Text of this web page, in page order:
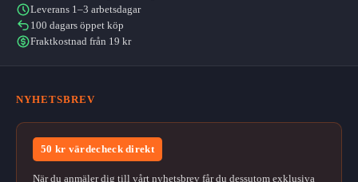
Leverans 1–3 arbetsdagar
100 dagars öppet köp
Fraktkostnad från 19 kr
NYHETSBREV
50 kr värdecheck direkt
När du anmäler dig till vårt nyhetsbrev får du dessutom exklusiva